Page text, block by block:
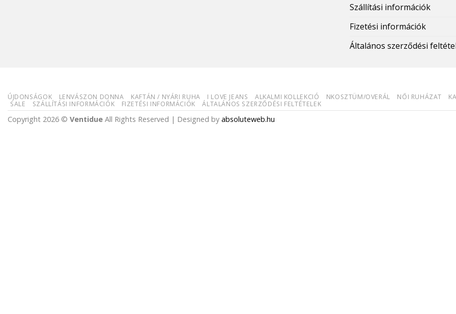
Szállítási információk
Fizetési információk
Általános szerződési
ÚJDONSÁGOK LENVÁSZON DONNA KAFTÁN / NYÁRI RUHA I LOVE JEANS ALKALMI KOLLEKCIÓ NKOSZTÜM/OVERÁL NŐI RUHÁZAT
SALE
SZÁLLÍTÁSI INFORMÁCIÓK FIZETÉSI INFORMÁCIÓK ÁLTALÁNOS SZERZŐDÉSI FELTÉTELEK
Copyright 2026 © Ventidue All Rights Reserved | Designed by absoluteweb.hu